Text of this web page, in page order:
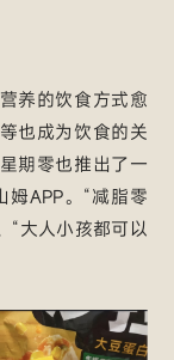
养的饮食方式愈
也成为饮食的关
期零也推出了一
APP。“减脂零
“大人小孩都可以